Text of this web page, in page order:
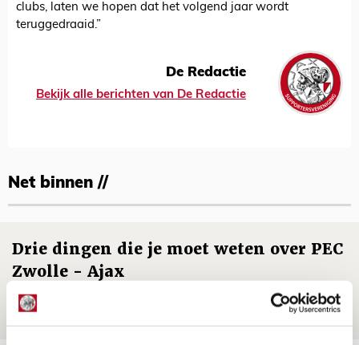
clubs, laten we hopen dat het volgend jaar wordt
teruggedraaid.”
De Redactie
Bekijk alle berichten van De Redactie
Net binnen //
Drie dingen die je moet weten over PEC
Zwolle - Ajax
08 AUGUSTUS 2026 - 12:32